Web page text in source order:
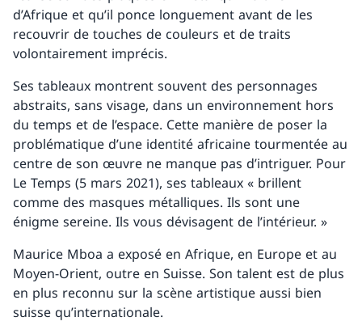
d’Afrique et qu’il ponce longuement avant de les
recouvrir de touches de couleurs et de traits
volontairement imprécis.
Ses tableaux montrent souvent des personnages
abstraits, sans visage, dans un environnement hors
du temps et de l’espace. Cette manière de poser la
problématique d’une identité africaine tourmentée au
centre de son œuvre ne manque pas d’intriguer. Pour
Le Temps (5 mars 2021), ses tableaux « brillent
comme des masques métalliques. Ils sont une
énigme sereine. Ils vous dévisagent de l’intérieur. »
Maurice Mboa a exposé en Afrique, en Europe et au
Moyen-Orient, outre en Suisse. Son talent est de plus
en plus reconnu sur la scène artistique aussi bien
suisse qu’internationale.